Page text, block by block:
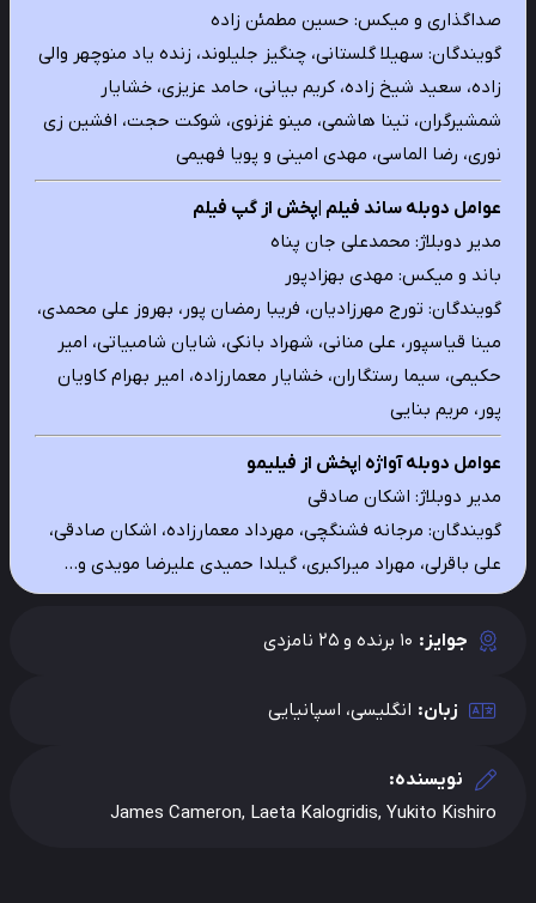
صداگذاری و میکس: حسین مطمئن زاده
گویندگان: سهیلا گلستانی، چنگیز جلیلوند، زنده یاد منوچهر والی
زاده، سعید شیخ زاده، کریم بیانی، حامد عزیزی، خشایار
شمشیرگران، تینا هاشمی، مینو غزنوی، شوکت حجت، افشین زی
نوری، رضا الماسی، مهدی امینی و پویا فهیمی
عوامل دوبله ساند فیلم |پخش از گپ فیلم
مدیر دوبلاژ: محمدعلی جان پناه
باند و میکس: مهدی بهزادپور
گویندگان: تورج مهرزادیان، فریبا رمضان پور، بهروز علی محمدی،
مینا قیاسپور، علی منانی، شهراد بانکی، شایان شامبیاتی، امیر
حکیمی، سیما رستگاران، خشایار معمارزاده، امیر بهرام کاویان
پور، مریم بنایی
عوامل دوبله آواژه |پخش از فیلیمو
مدیر دوبلاژ: اشکان صادقی
گویندگان: مرجانه فشنگچی، مهرداد معمارزاده، اشکان صادقی،
علی باقرلی، مهراد میراکبری، گیلدا حمیدی علیرضا مویدی و…
جوایز: 10 برنده و 25 نامزدی
زبان: انگلیسی، اسپانیایی
نویسنده:
James Cameron, Laeta Kalogridis, Yukito Kishiro